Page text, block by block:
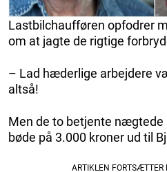
Lastbilchaufføren opfodrer
om at jagte de rigtige
– Lad hæderlige arbejdere
altså!
Men de to betjente nægtede
bøde på 3.000 kroner ud til